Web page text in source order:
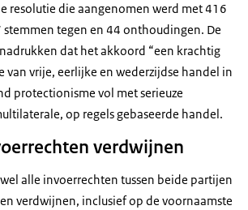
resolutie die aangenomen werd met 416
tegen en 44 onthoudingen. De
dat het akkoord “een krachtig
van vrije, eerlijke en wederzijdse handel in
protectionisme vol met serieuze
op regels gebaseerde handel.
verdwijnen
alle invoerrechten tussen beide partijen
verdwijnen, inclusief op de voornaamste